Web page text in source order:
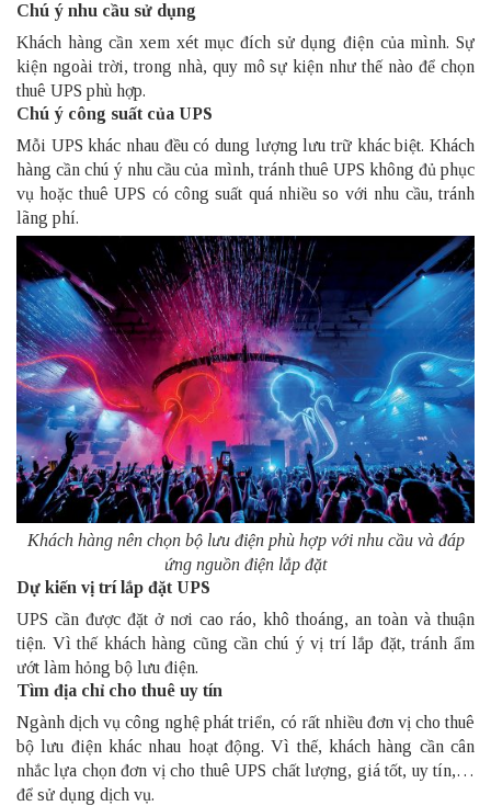
Chú ý nhu cầu sử dụng
Khách hàng cần xem xét mục đích sử dụng điện của mình. Sự
kiện ngoài trời, trong nhà, quy mô sự kiện như thế nào để chọn
thuê UPS phù hợp.
Chú ý công suất của UPS
Mỗi UPS khác nhau đều có dung lượng lưu trữ khác biệt. Khách
hàng cần chú ý nhu cầu của mình, tránh thuê UPS không đủ phục
vụ hoặc thuê UPS có công suất quá nhiều so với nhu cầu, tránh
lãng phí.
Khách hàng nên chọn bộ lưu điện phù hợp với nhu cầu và đáp
ứng nguồn điện lắp đặt
Dự kiến vị trí lắp đặt UPS
UPS cần được đặt ở nơi cao ráo, khô thoáng, an toàn và thuận
tiện. Vì thế khách hàng cũng cần chú ý vị trí lắp đặt, tránh ẩm
ướt làm hỏng bộ lưu điện.
Tìm địa chỉ cho thuê uy tín
Ngành dịch vụ công nghệ phát triển, có rất nhiều đơn vị cho thuê
bộ lưu điện khác nhau hoạt động. Vì thế, khách hàng cần cân
nhắc lựa chọn đơn vị cho thuê UPS chất lượng, giá tốt, uy tín,…
để sử dụng dịch vụ.